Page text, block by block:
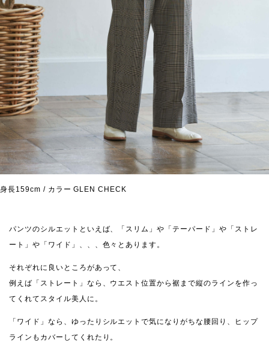
身長159cm / カラー GLEN CHECK
パンツのシルエットといえば、「スリム」や「テーパード」や「ストレ
ート」や「ワイド」、、、色々とあります。
それぞれに良いところがあって、
例えば「ストレート」なら、ウエスト位置から裾まで縦のラインを作っ
てくれてスタイル美人に。
「ワイド」なら、ゆったりシルエットで気になりがちな腰回り、ヒップ
ラインもカバーしてくれたり。